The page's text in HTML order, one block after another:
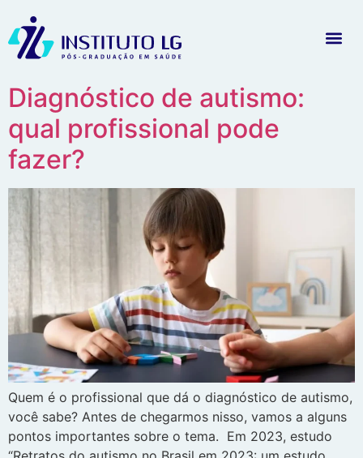
Diagnóstico de autismo:
qual profissional pode
fazer?
Quem é o profissional que dá o diagnóstico de autismo,
você sabe? Antes de chegarmos nisso, vamos a alguns
pontos importantes sobre o tema. Em 2023, estudo